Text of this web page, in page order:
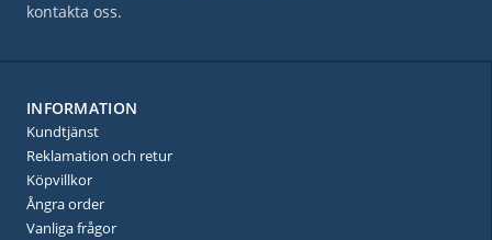
kontakta oss.
INFORMATION
Kundtjänst
Reklamation och retur
Köpvillkor
Ångra order
Vanliga frågor